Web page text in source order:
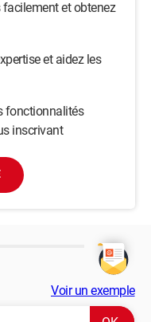
et obtenez
et aidez les
fonctionnalités
inscrivant
Voir un exemple